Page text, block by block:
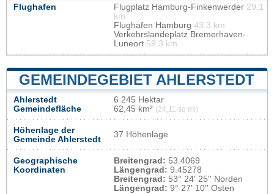
Flughafen Flugplatz Hamburg-Finkenwerder 29.1
km
Flughafen Hamburg 43.3 km
Verkehrslandeplatz Bremerhaven-
Luneort 59.3 km
GEMEINDEGEBIET AHLERSTEDT
Ahlerstedt
Gemeindefläche
6 245 Hektar
62,45 km² (24,11 sq mi)
Höhenlage der
Gemeinde Ahlerstedt
37 Höhenlage
Geographische
Koordinaten
Breitengrad: 53.4069
Längengrad: 9.45278
Breitengrad: 53° 24' 25'' Norden
Längengrad: 9° 27' 10'' Osten